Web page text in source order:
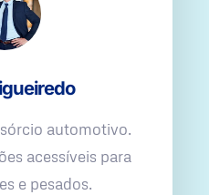
automotivo.
acessíveis para
e pesados.